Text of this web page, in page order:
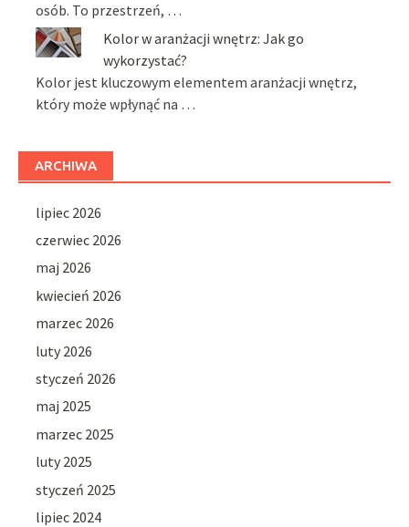
osób. To przestrzeń, …
Kolor w aranżacji wnętrz: Jak go
wykorzystać?
Kolor jest kluczowym elementem aranżacji wnętrz,
który może wpłynąć na …
ARCHIWA
lipiec 2026
czerwiec 2026
maj 2026
kwiecień 2026
marzec 2026
luty 2026
styczeń 2026
maj 2025
marzec 2025
luty 2025
styczeń 2025
lipiec 2024